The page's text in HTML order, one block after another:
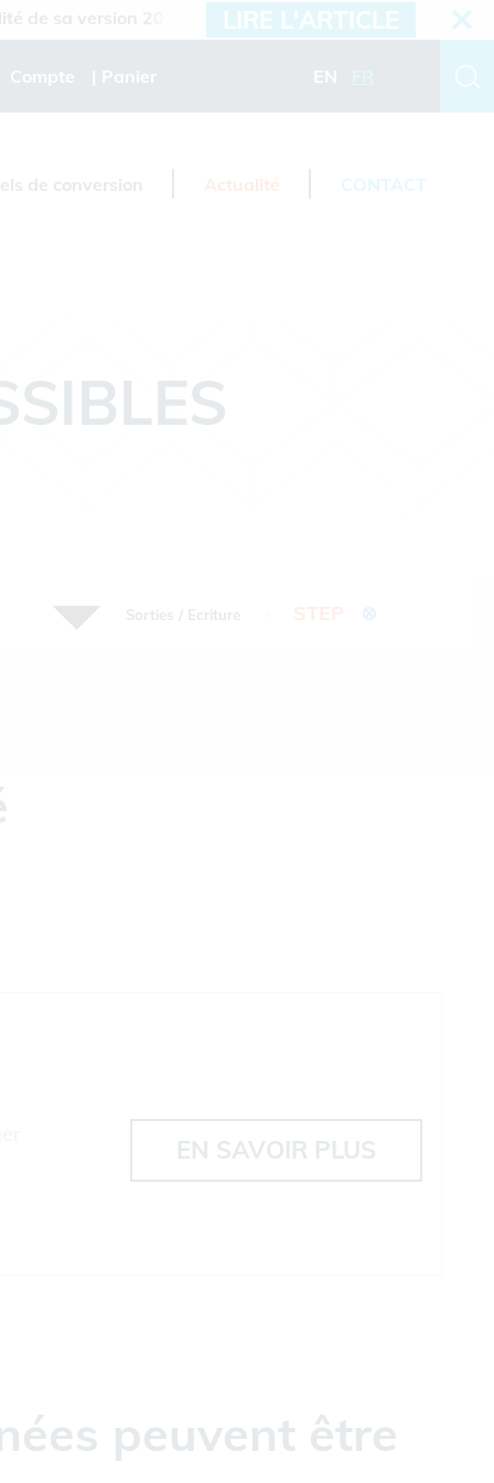
version 2026.3 LIRE L'ARTICLE
Compte Panier EN
de conversion CONTACT
Sorties / Ecriture
EN SAVOIR PLUS
peuvent être